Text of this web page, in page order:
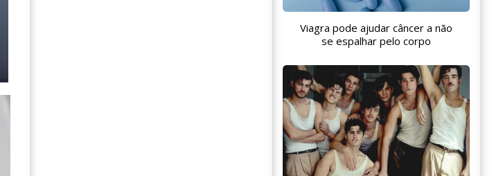
Viagra pode ajudar câncer a não
se espalhar pelo corpo